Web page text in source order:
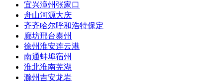
宜兴漳州张家口
舟山河源大庆
齐齐哈尔呼和浩特保定
廊坊邢台泰州
徐州淮安连云港
南通蚌埠宿州
淮北淮南芜湖
滁州吉安龙岩